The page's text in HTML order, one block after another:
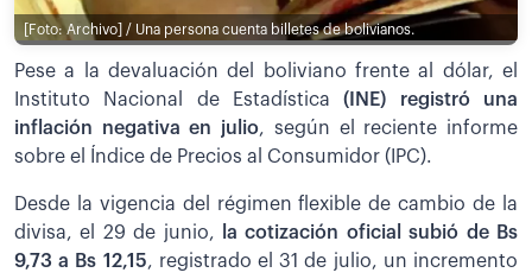
[Foto: Archivo] / Una persona cuenta billetes de bolivianos.
Pese a la devaluación del boliviano frente al dólar, el
Instituto Nacional de Estadística(INE) registró una
inflación negativa en julio, según el reciente informe
sobre el Índice de Precios al Consumidor (IPC).
Desde la vigencia del régimen flexible de cambio de la
divisa, el 29 de junio,
la cotización oficial subió de Bs
9,73 a Bs 12,15, registrado el 31 de julio, un incremento